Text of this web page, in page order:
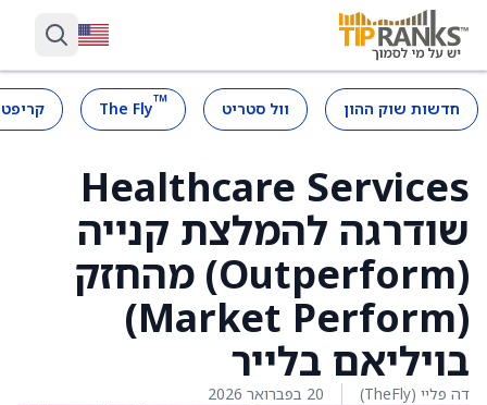
חדשות שוק ההון וול סטריט ™
The Fly
Healthcare Services
שודרגה להמלצת קנייה
(Outperform) מהחזק
(Market Perform)
בויליאם בלייר
דה פליי (TheFly) 20 בפברואר 2026